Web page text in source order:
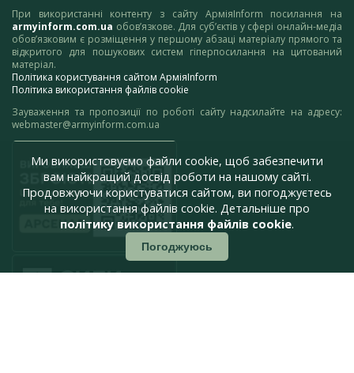
При використанні контенту з сайту АрміяInform посилання на
armyinform.com.ua обов’язкове. Для суб’єктів у сфері онлайн-медіа
обов’язковим є розміщення у першому абзаці матеріалу прямого та
відкритого для пошукових систем гіперпосилання на цитований
матеріал.
Політика користування сайтом АрміяInform
Політика використання файлів cookie
Зауваження та пропозиції по роботі сайту надсилайте на адресу:
webmaster@armyinform.com.ua
Ми використовуємо файли cookie, щоб забезпечити
вам найкращий досвід роботи на нашому сайті.
Продовжуючи користуватися сайтом, ви погоджуєтесь
на використання файлів cookie. Детальніше про
політику використання файлів cookie.
Погоджуюсь